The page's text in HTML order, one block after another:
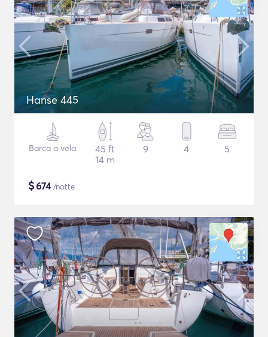
Hanse 445
Barca a vela
45 ft
14 m
9 4 5
$674/notte